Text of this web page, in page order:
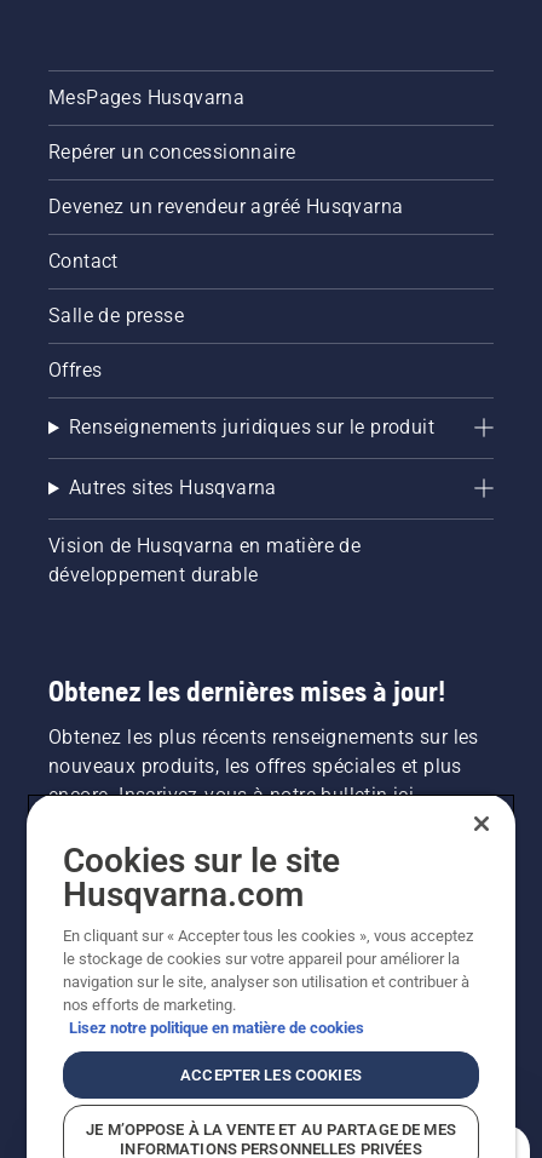
MesPages Husqvarna
Repérer un concessionnaire
Devenez un revendeur agréé Husqvarna
Contact
Salle de presse
Offres
Renseignements juridiques sur le produit
Autres sites Husqvarna
Vision de Husqvarna en matière de
développement durable
Obtenez les dernières mises à jour!
Obtenez les plus récents renseignements sur les
nouveaux produits, les offres spéciales et plus
encore. Inscrivez-vous à notre bulletin ici.
INSCRIPTION À LA NEWSLETTER
©2026 Husqvarna AB (publ.). En raison de
l'amélioration continue, le produit peut légèrement
Cookies sur le site
Husqvarna.com
En cliquant sur « Accepter tous les cookies », vous acceptez
le stockage de cookies sur votre appareil pour améliorer la
navigation sur le site, analyser son utilisation et contribuer à
nos efforts de marketing.
Lisez notre politique en matière de cookies
ACCEPTER LES COOKIES
JE M’OPPOSE À LA VENTE ET AU PARTAGE DE MES
INFORMATIONS PERSONNELLES PRIVÉES